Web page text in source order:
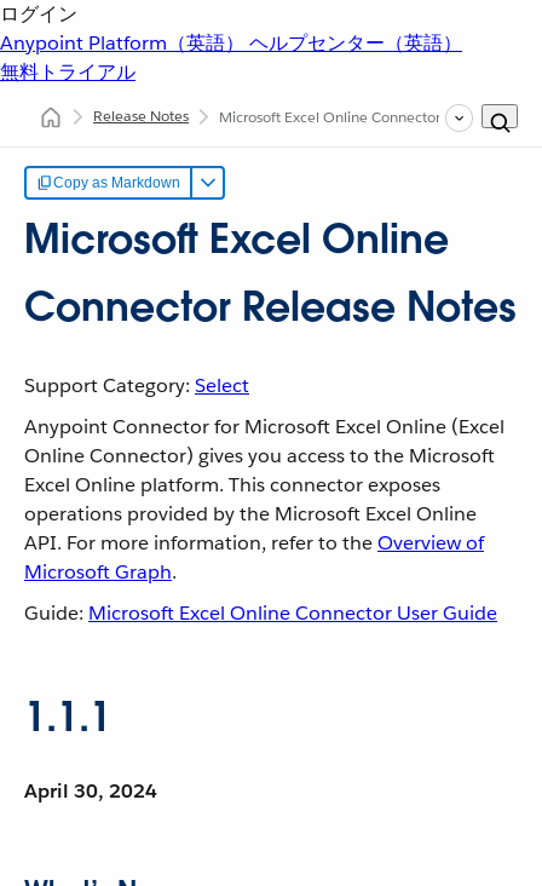
ログイン
Anypoint Platform（英語） ヘルプセンター（英語）
無料トライアル
Release Notes Microsoft Excel Online Connector Release Notes
Copy as Markdown
Microsoft Excel Online
Connector Release Notes
Support Category: Select
Anypoint Connector for Microsoft Excel Online (Excel
Online Connector) gives you access to the Microsoft
Excel Online platform. This connector exposes
operations provided by the Microsoft Excel Online
API. For more information, refer to theOverview of
Microsoft Graph.
Guide: Microsoft Excel Online Connector User Guide
1.1.1
April 30, 2024